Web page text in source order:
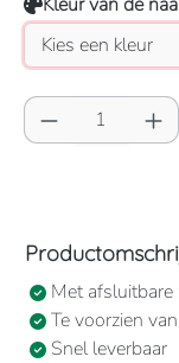
Met afsluitbare
Te voorzien
Snel leverbaar